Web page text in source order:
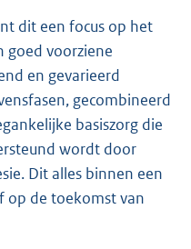
dit een focus op het
goed voorziene
en gevarieerd
gecombineerd
basiszorg die
wordt door
Dit alles binnen een
op de toekomst van